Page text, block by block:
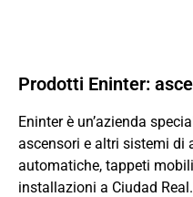
Prodotti Eninter:
Eninter è un’azienda
ascensori e altri sistemi di
automatiche, tappeti
installazioni a Ciudad